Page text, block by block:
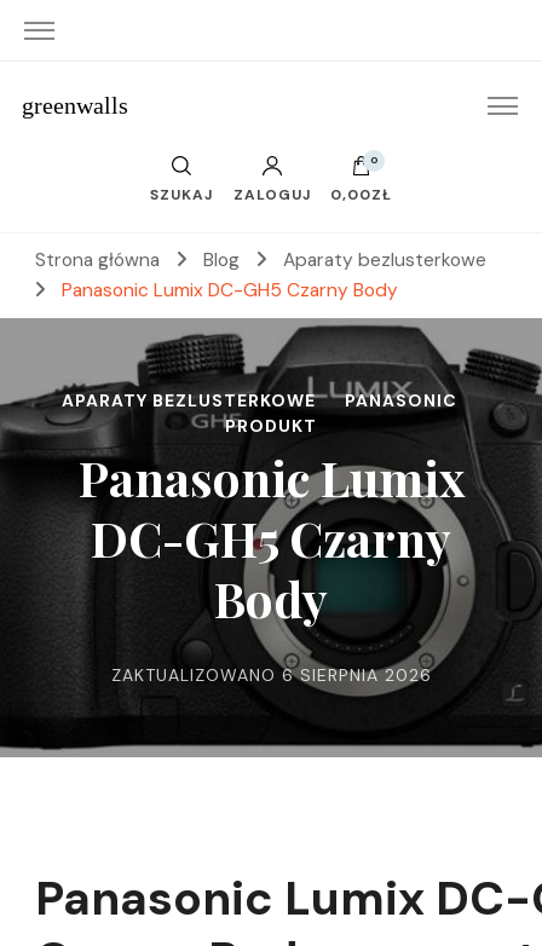
greenwalls
SZUKAJ ZALOGUJ
0
0,00ZŁ
Strona główna Blog
Aparaty bezlusterkowe
Panasonic Lumix DC-GH5 Czarny Body
APARATY BEZLUSTERKOWE
PANASONIC
PRODUKT
Panasonic Lumix
DC-GH5 Czarny
Body
ZAKTUALIZOWANO 6 SIERPNIA 2026
Panasonic Lumix DC-